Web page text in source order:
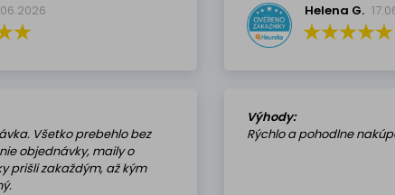
Helena G.
Všetko prebehlo bez
objednávky, maily o
prišli zakaždým, až kým
Výhody:
Rýchlo a pohodlne